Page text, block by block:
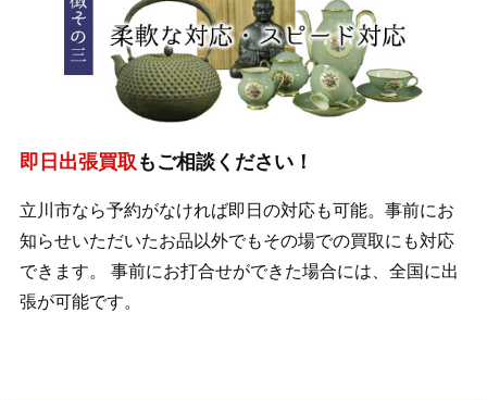
即日出張買取 もご相談ください！
立川市なら予約がなければ即日の対応も可能。事前にお
知らせいただいたお品以外でもその場での買取にも対応
できます。 事前にお打合せができた場合には、全国に出
張が可能です。